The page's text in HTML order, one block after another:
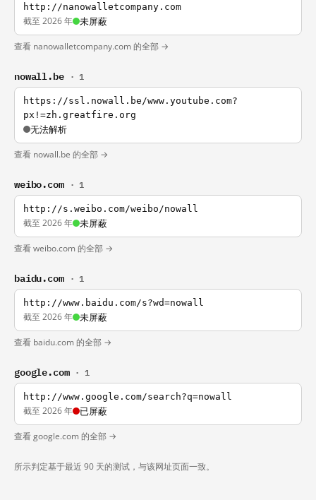
http://nanowalletcompany.com
截至 2026 年 未屏蔽
查看 nanowalletcompany.com 的全部 →
nowall.be · 1
https://ssl.nowall.be/www.youtube.com?
px!=zh.greatfire.org
无法解析
查看 nowall.be 的全部 →
weibo.com · 1
http://s.weibo.com/weibo/nowall
截至 2026 年 未屏蔽
查看 weibo.com 的全部 →
baidu.com · 1
http://www.baidu.com/s?wd=nowall
截至 2026 年 未屏蔽
查看 baidu.com 的全部 →
google.com · 1
http://www.google.com/search?q=nowall
截至 2026 年 已屏蔽
查看 google.com 的全部 →
所示判定基于最近 90 天的测试，与该网址页面一致。